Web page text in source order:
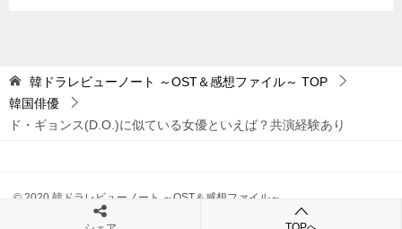
韓ドラレビューノート ～OST＆感想ファイル～ TOP
韓国俳優
ド・ギョンス(D.O.)に似ている女優といえば？共演経験あり
© 2020 韓ドラレビューノート ～OST＆感想ファイル～